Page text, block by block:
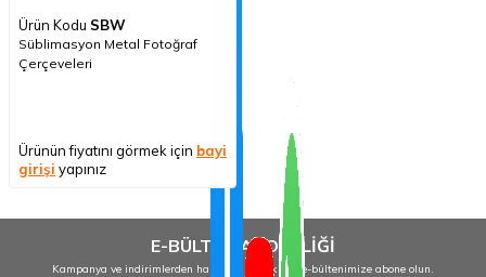
Ürün Kodu SBW
Süblimasyon Metal Fotoğraf
Çerçeveleri
Ürünün fiyatını görmek için bayi
girişi yapınız
E-BÜLTEN ABONELİĞİ
Kampanya ve indirimlerden haberdar olmak için e-bültenimize abone olun.